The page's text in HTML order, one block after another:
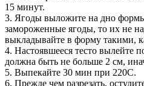
15 минут.
3. Ягоды выложите на дно
замороженные ягоды, то их не
выкладывайте в форму такими,
4. Настоявшееся тесто вылейте
должна быть не больше 2 см,
5. Выпекайте 30 мин при 220С.
6. Прежде чем разрезать,